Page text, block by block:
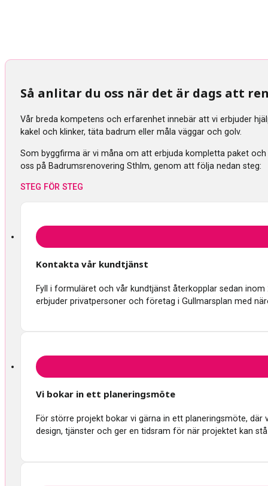
Så anlitar du oss när det är dags att
Vår breda kompetens och erfarenhet innebär att vi erbjuder
kakel och klinker, täta badrum eller måla väggar och golv.
Som byggfirma är vi måna om att erbjuda kompletta paket
oss på Badrumsrenovering Sthlm, genom att följa nedan steg:
STEG FÖR STEG
Kontakta vår kundtjänst
Fyll i formuläret och vår kundtjänst återkopplar sedan
erbjuder privatpersoner och företag i Gullmarsplan med
Vi bokar in ett planeringsmöte
För större projekt bokar vi gärna in ett planeringsmöte,
design, tjänster och ger en tidsram för när projektet kan